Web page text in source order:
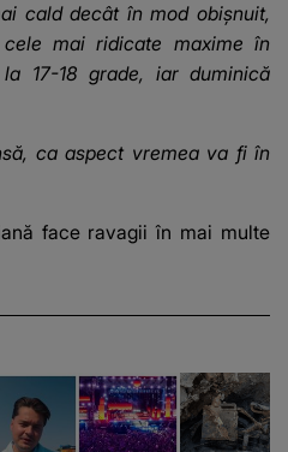
cald decât în mod obișnuit,
mai ridicate maxime în
17-18 grade, iar duminică
ca aspect vremea va fi în
face ravagii în mai multe